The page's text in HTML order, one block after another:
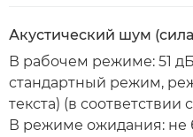
Акустический шум
В рабочем режиме: 51
стандартный режим,
текста) (в соответствии
В режиме ожидания: не